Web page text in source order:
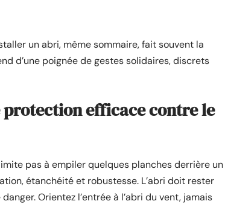
un abri, même sommaire, fait souvent la
d’une poignée de gestes solidaires, discrets
efficace contre le
pas à empiler quelques planches derrière un
étanchéité et robustesse. L’abri doit rester
Orientez l’entrée à l’abri du vent, jamais